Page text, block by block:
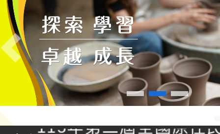
Previous
轉知桃園市政府交通局